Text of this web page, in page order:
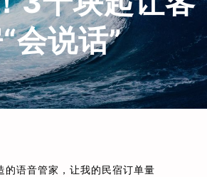
会说话”
的语音管家，让我的民宿订单量